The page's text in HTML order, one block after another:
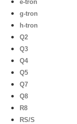
e-tron
g-tron
h-tron
Q2
Q3
Q4
Q5
Q7
Q8
R8
RS/S